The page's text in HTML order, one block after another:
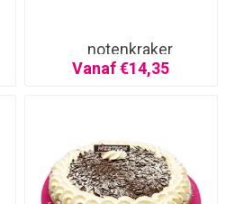
notenkraker
Vanaf €14,35